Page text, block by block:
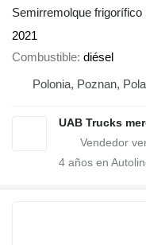
Semirremolque frigorífico
2021
Combustible diésel
Polonia, Poznan,
UAB Trucks
4 años en